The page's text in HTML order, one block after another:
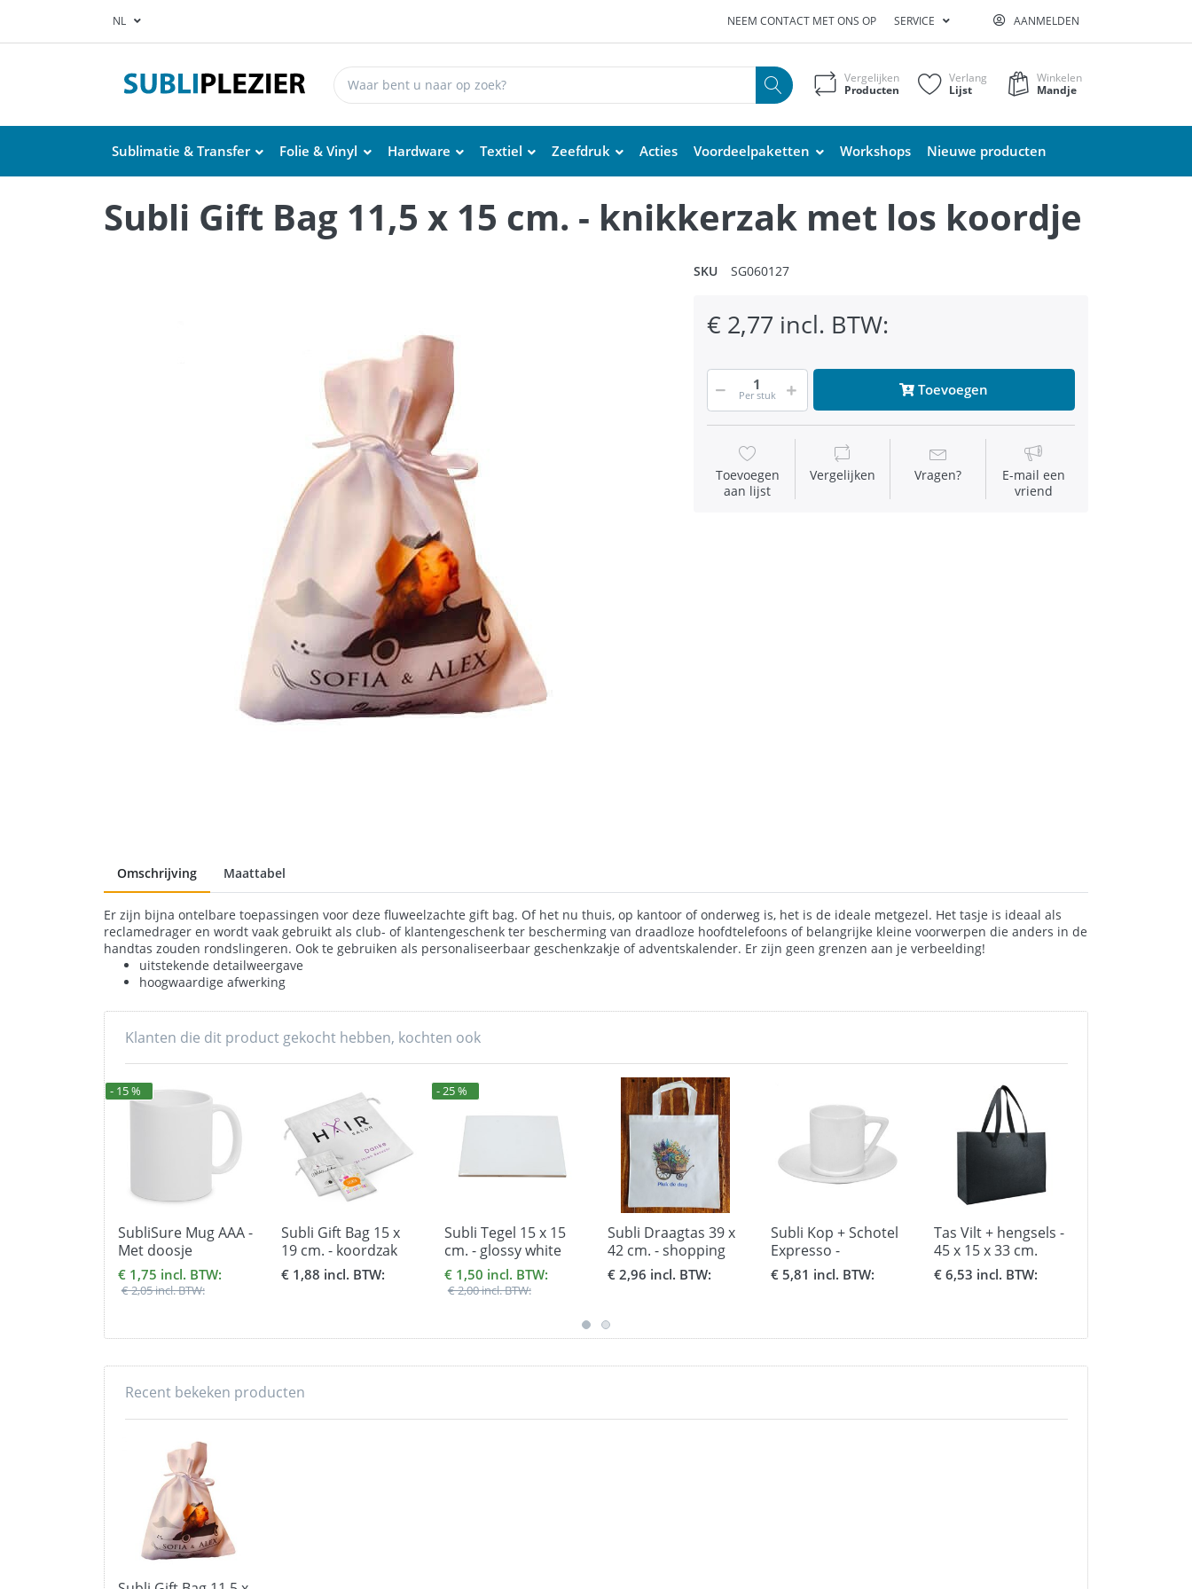
NL NEEM CONTACT MET ONS OP SERVICE AANMELDEN
Vergelijken
Producten
Verlang
Lijst
Winkelen
Mandje
Sublimatie & Transfer Folie & Vinyl Hardware Textiel Zeefdruk Acties Voordeelpaketten Workshops Nieuwe producten
Subli Gift Bag 11,5 x 15 cm. - knikkerzak met los koordje
SKU SG060127
€ 2,77 incl. BTW:
Per stuk Toevoegen
Toevoegen
aan lijst
Vergelijken Vragen?
E-mail een
vriend
Omschrijving Maattabel
Er zijn bijna ontelbare toepassingen voor deze fluweelzachte gift bag. Of het nu thuis, op kantoor of onderweg is, het is de ideale metgezel. Het tasje is ideaal als
reclamedrager en wordt vaak gebruikt als club- of klantengeschenk ter bescherming van draadloze hoofdtelefoons of belangrijke kleine voorwerpen die anders in de
handtas zouden rondslingeren. Ook te gebruiken als personaliseerbaar geschenkzakje of adventskalender. Er zijn geen grenzen aan je verbeelding!
uitstekende detailweergave
hoogwaardige afwerking
Klanten die dit product gekocht hebben, kochten ook
- 15 %
SubliSure Mug AAA -
Met doosje
€ 1,75 incl. BTW:
€ 2,05 incl. BTW:
Subli Gift Bag 15 x
19 cm. - koordzak
€ 1,88 incl. BTW:
- 25 %
Subli Tegel 15 x 15
cm. - glossy white
€ 1,50 incl. BTW:
€ 2,00 incl. BTW:
Subli Draagtas 39 x
42 cm. - shopping
bag
€ 2,96 incl. BTW:
Subli Kop + Schotel
Expresso -
doorsnee 5,5 cm.
hoogte 6 cm.
€ 5,81 incl. BTW:
Tas Vilt + hengsels -
45 x 15 x 33 cm.
zwart
€ 6,53 incl. BTW:
Recent bekeken producten